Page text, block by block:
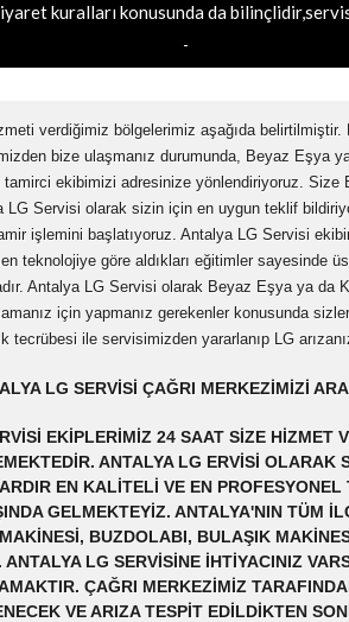
kuralları konusunda da
verdiğimiz bölgelerimiz aşağıda
bize ulaşmanız durumunda, Beyaz Eşya
tamirci ekibimizi adresinize yönlendiriyoruz. Size
LG Servisi olarak sizin için en uygun teklif
işlemini başlatıyoruz. Antalya LG Servisi
teknolojiye göre aldıkları eğitimler sayesinde
Antalya LG Servisi olarak Beyaz Eşya ya da
için yapmanız gerekenler konusunda
tecrübesi ile servisimizden yararlanıp LG
LG SERVISI ÇAĞRI MERKEZIMIZI
EKIPLERIMIZ 24 SAAT SIZE HIZMET
ANTALYA LG ERVISI OLARAK
EN KALITELI VE EN PROFESYONEL
GELMEKTEYIZ. ANTALYA'NIN TÜM
BUZDOLABI, BULAŞIK
ANTALYA LG SERVISINE IHTIYACINIZ
ÇAĞRI MERKEZIMIZ
VE ARIZA TESPIT EDILDIKTEN